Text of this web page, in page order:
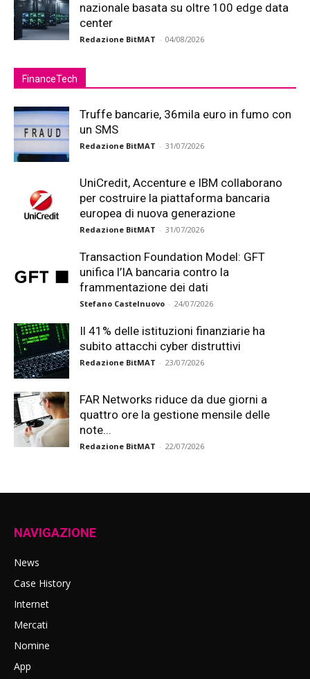
nazionale basata su oltre 100 edge data
center
Redazione BitMAT - 04/08/2026
FinanceTech
Truffe bancarie, 36mila euro in fumo con
un SMS
Redazione BitMAT - 31/07/2026
UniCredit, Accenture e IBM collaborano
per costruire la piattaforma bancaria
europea di nuova generazione
Redazione BitMAT - 31/07/2026
Transaction Foundation Model: GFT
unifica l’IA bancaria contro la
frammentazione dei dati
Stefano Castelnuovo - 24/07/2026
Il 41% delle istituzioni finanziarie ha
subito attacchi cyber distruttivi
Redazione BitMAT - 23/07/2026
FAR Networks riduce da due giorni a
quattro ore la gestione mensile delle
note...
Redazione BitMAT - 22/07/2026
NAVIGAZIONE
News
Case History
Internet
Mercati
Nomine
App